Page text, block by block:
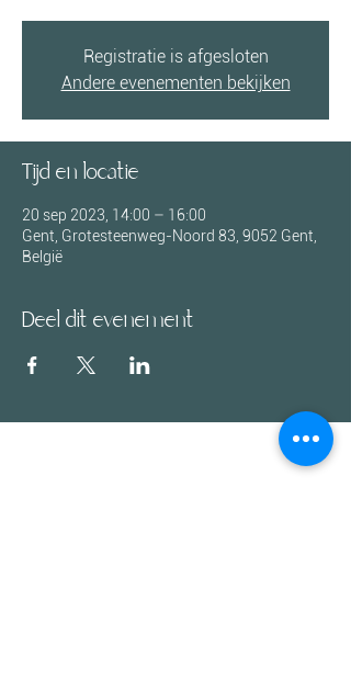
Registratie is afgesloten
Andere evenementen bekijken
Tijd en locatie
20 sep 2023, 14:00 – 16:00
Gent, Grotesteenweg-Noord 83, 9052 Gent,
België
Deel dit evenement